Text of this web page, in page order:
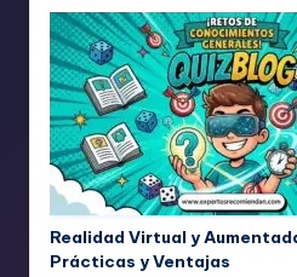
Realidad Virtual y
Prácticas y Ventajas